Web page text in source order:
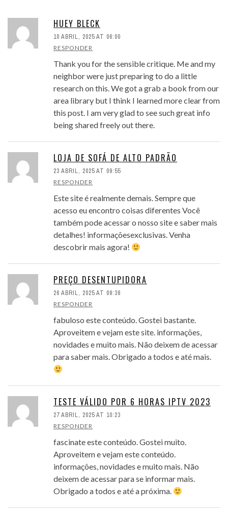
HUEY BLECK
10 ABRIL, 2025 AT 06:00
RESPONDER
Thank you for the sensible critique. Me and my
neighbor were just preparing to do a little
research on this. We got a grab a book from our
area library but I think I learned more clear from
this post. I am very glad to see such great info
being shared freely out there.
LOJA DE SOFÁ DE ALTO PADRÃO
23 ABRIL, 2025 AT 09:55
RESPONDER
Este site é realmente demais. Sempre que
acesso eu encontro coisas diferentes Você
também pode acessar o nosso site e saber mais
detalhes! informaçõesexclusivas. Venha
descobrir mais agora!
PREÇO DESENTUPIDORA
26 ABRIL, 2025 AT 09:38
RESPONDER
fabuloso este conteúdo. Gostei bastante.
Aproveitem e vejam este site. informações,
novidades e muito mais. Não deixem de acessar
para saber mais. Obrigado a todos e até mais.
TESTE VÁLIDO POR 6 HORAS IPTV 2023
27 ABRIL, 2025 AT 10:23
RESPONDER
fascinate este conteúdo. Gostei muito.
Aproveitem e vejam este conteúdo.
informações, novidades e muito mais. Não
deixem de acessar para se informar mais.
Obrigado a todos e até a próxima.